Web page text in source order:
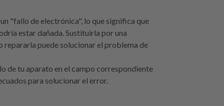
"fallo de electrónica", lo que significa que
estar dañada. Sustituirla por una
puede solucionar el problema de
de tu aparato en el campo correspondiente
para solucionar el error.